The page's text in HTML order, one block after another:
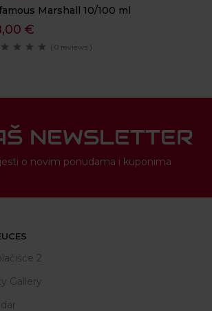
Marshall 10/100 ml
€
( 0 reviews )
NEWSLETTER
o novim ponudama i kuponima
2
Gallery